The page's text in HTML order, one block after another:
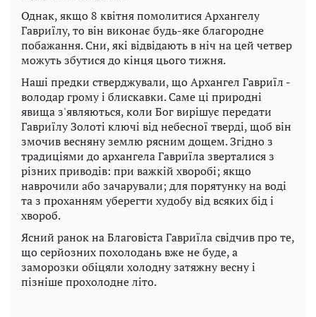
Однак, якщо 8 квітня помолитися Архангелу
Гавриїлу, то він виконає будь-яке благородне
побажання. Сни, які відвідають в ніч на цей четвер
можуть збутися до кінця цього тижня.
Наші предки стверджували, що Архангел Гавриїл -
володар грому і блискавки. Саме ці природні
явища з'являються, коли Бог вирішує передати
Гавриїлу Золоті ключі від небесної тверді, щоб він
змочив весняну землю рясним дощем. Згідно з
традиціями до архангела Гавриїла зверталися з
різних приводів: при важкій хворобі; якщо
наврочили або зачарували; для порятунку на воді
та з проханням уберегти худобу від всяких бід і
хвороб.
Ясний ранок на Благовіста Гавриїла свідчив про те,
що серйозних похолодань вже не буде, а
заморозки обіцяли холодну затяжну весну і
пізніше прохолодне літо.